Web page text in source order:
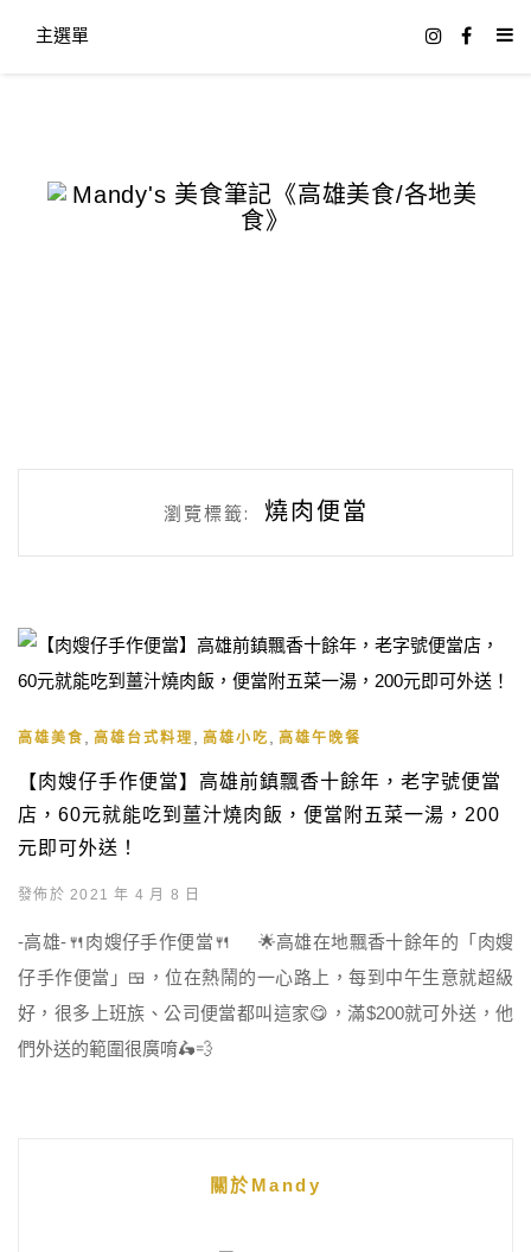
主選單
瀏覽標籤: 燒肉便當
高雄美食 高雄台式料理 高雄小吃 高雄午晚餐
【肉嫂仔手作便當】高雄前鎮飄香十餘年，老字號便當
店，60元就能吃到薑汁燒肉飯，便當附五菜一湯，200
元即可外送！
發佈於 2021 年 4 月 8 日
-高雄-🍴肉嫂仔手作便當🍴 🌟高雄在地飄香十餘年的「肉嫂
仔手作便當」🍱，位在熱鬧的一心路上，每到中午生意就超級
好，很多上班族、公司便當都叫這家😋，滿$200就可外送，他
們外送的範圍很廣唷🛵💨
關於Mandy